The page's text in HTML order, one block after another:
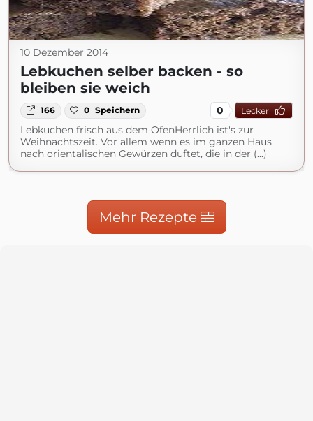
10 Dezember 2014
Lebkuchen selber backen - so
bleiben sie weich
166 0 Speichern 0 Lecker
Lebkuchen frisch aus dem OfenHerrlich ist's zur
Weihnachtszeit. Vor allem wenn es im ganzen Haus
nach orientalischen Gewürzen duftet, die in der (...)
Mehr Rezepte